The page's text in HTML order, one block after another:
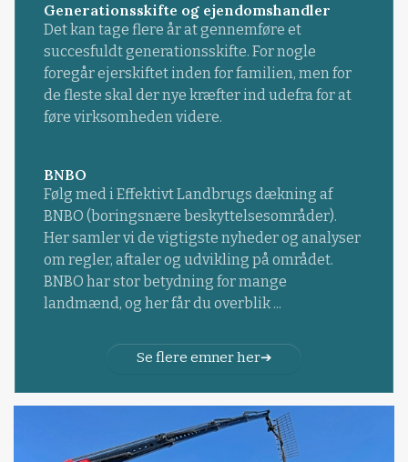
Generationsskifte og ejendomshandler
Det kan tage flere år at gennemføre et
succesfuldt generationsskifte. For nogle
foregår ejerskiftet inden for familien, men for
de fleste skal der nye kræfter ind udefra for at
føre virksomheden videre.
BNBO
Følg med i Effektivt Landbrugs dækning af
BNBO (boringsnære beskyttelsesområder).
Her samler vi de vigtigste nyheder og analyser
om regler, aftaler og udvikling på området.
BNBO har stor betydning for mange
landmænd, og her får du overblik ...
Se flere emner her